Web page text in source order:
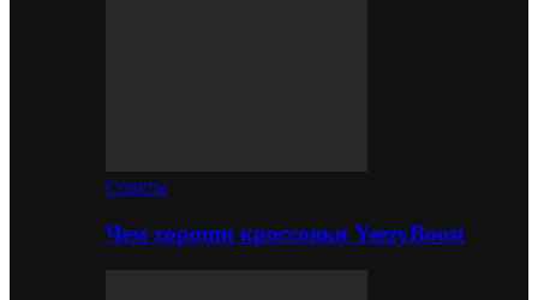
Советы
Чем хороши кроссовки YeezyBoost